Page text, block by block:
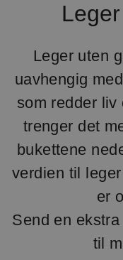
Leger uten
uavhengig
som redder liv
trenger det
bukettene
verdien til
er
Send en
til